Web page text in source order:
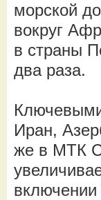
морской
вокруг
в страны
два раза.
Иран,
же в МТК
включении